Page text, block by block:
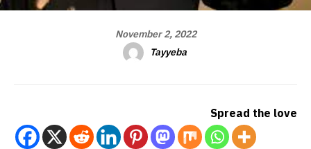
November 2, 2022
Tayyeba
Spread the love